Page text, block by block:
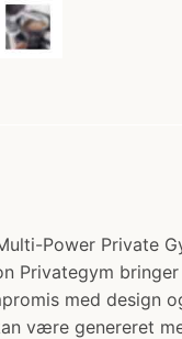
Power Private
Privategym
med design
være genereret